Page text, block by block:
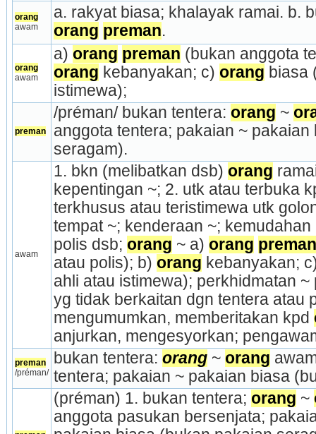
orang
awam
orang preman.
orang
awam
a) orang preman
orang kebanyakan; c) orang biasa
istimewa);
preman
/préman/ bukan tentera: orang ~
anggota tentera; pakaian ~
seragam).
awam
1. bkn (melibatkan dsb) orang
kepentingan ~; 2. utk atau terbuka
terkhusus atau teristimewa utk
tempat ~; kenderaan ~;
polis dsb; orang ~ a) orang preman
atau polis); b) orang kebanyakan;
ahli atau istimewa); perkhidmatan
yg tidak berkaitan dgn tentera atau
mengumumkan, mem­beritakan kpd
anjurkan, mengesyorkan;
preman
/préman/
bukan tentera: orang ~ orang
tentera; pakaian ~ pakaian biasa
(préman) 1. bukan tentera; orang ~
anggota pasukan bersenjata;